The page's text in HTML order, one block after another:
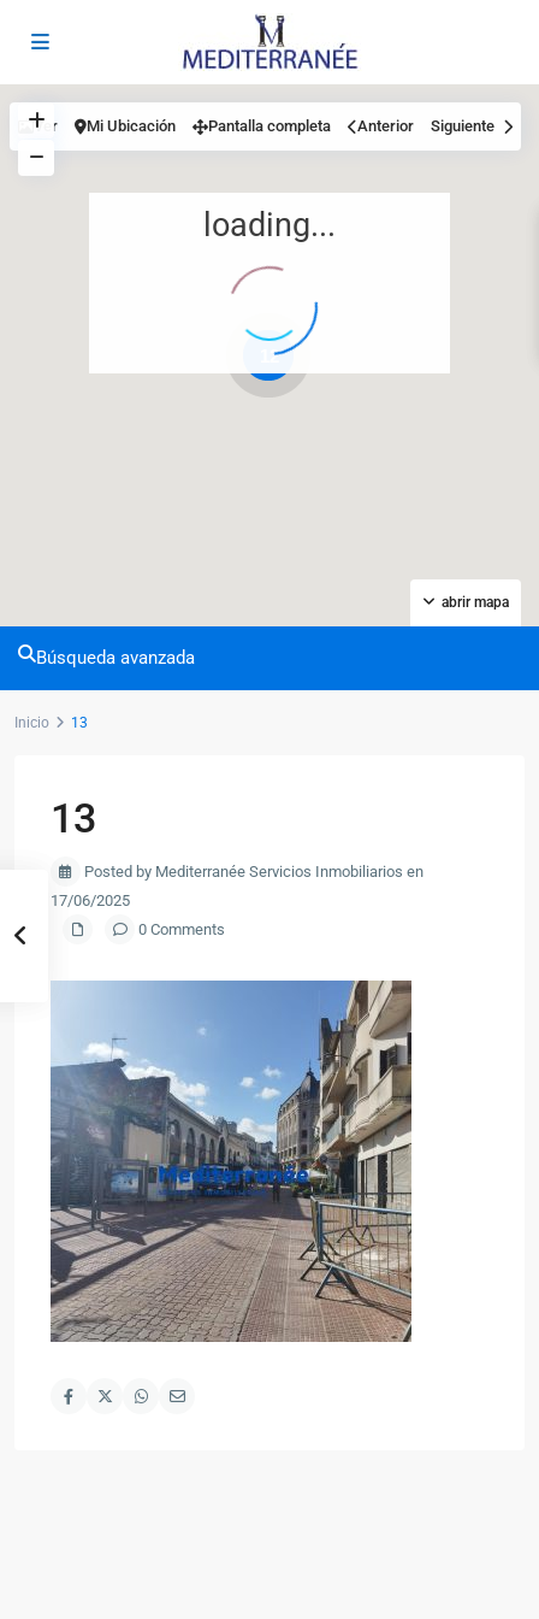
12
loading...
abrir mapa
Ver Mi Ubicación Pantalla completa Anterior Siguiente
Búsqueda avanzada
Inicio 13
13
Posted by Mediterranée Servicios Inmobiliarios en
17/06/2025
0 Comments